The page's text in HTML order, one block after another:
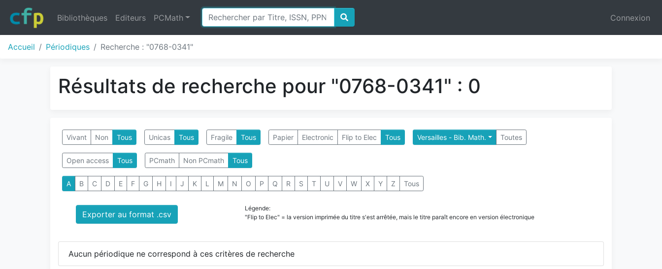
Bibliothèques Editeurs PCMath Connexion
Accueil Périodiques Recherche : "0768-0341"
Résultats de recherche pour "0768-0341" : 0
Vivant Non Tous Unicas Tous Fragile Tous Papier Electronic Flip to Elec Tous Versailles - Bib. Math. Toutes
Open access Tous PCmath Non PCmath Tous
A B C D E F G H I J K L M N O P Q R S T U V W X Y Z Tous
Exporter au format .csv
Légende:
"Flip to Elec" = la version imprimée du titre s'est arrêtée, mais le titre paraît encore en version électronique
Aucun périodique ne correspond à ces critères de recherche